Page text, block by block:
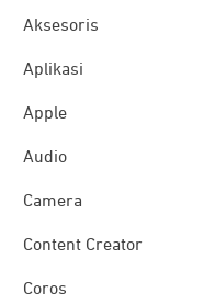
Aksesoris
Aplikasi
Apple
Audio
Camera
Content Creator
Coros